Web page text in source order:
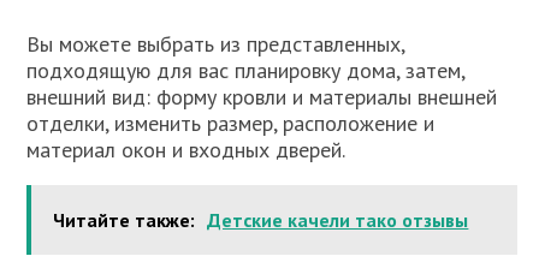
Вы можете выбрать из представленных,
подходящую для вас планировку дома, затем,
внешний вид: форму кровли и материалы внешней
отделки, изменить размер, расположение и
материал окон и входных дверей.
Читайте также: Детские качели тако отзывы